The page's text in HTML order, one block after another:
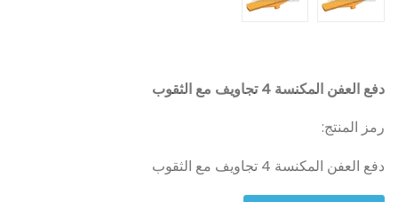
دفع العفن المكنسة 4 تجاويف مع الثقوب
رمز المنتج:
دفع العفن المكنسة 4 تجاويف مع الثقوب